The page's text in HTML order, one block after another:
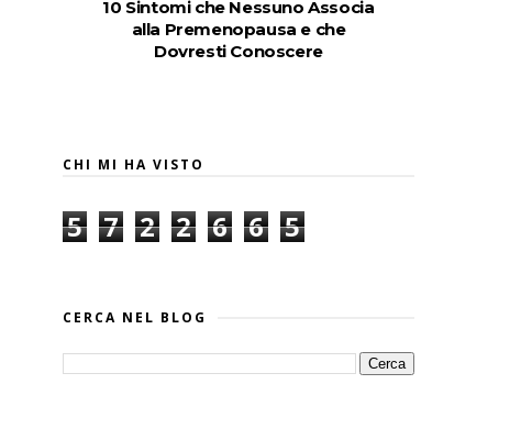
10 Sintomi che Nessuno Associa
alla Premenopausa e che
Dovresti Conoscere
CHI MI HA VISTO
5 7 2 2 6 6 5
CERCA NEL BLOG